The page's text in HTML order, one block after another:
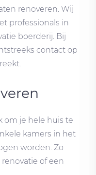
renoveren. Wij
professionals in
boerderij. Bij
contact op
om je hele huis te
kamers in het
worden. Zo
of een